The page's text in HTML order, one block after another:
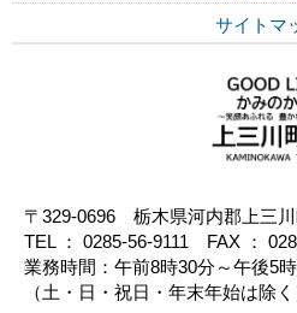
サイトマ
〒329-0696 栃木県河内郡上三
TEL ： 0285-56-9111 FAX ：
業務時間：午前8時30分～午後5
（土・日・祝日・年末年始は除く